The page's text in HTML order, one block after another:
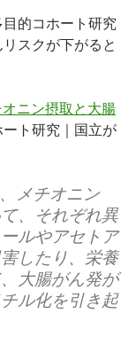
的コホート研究
スクが下がると
ニン摂取と大腸
ート研究｜国立が
メチオニン
、それぞれ異
ルやアセトア
したり、栄養
大腸がん発が
ル化を引き起